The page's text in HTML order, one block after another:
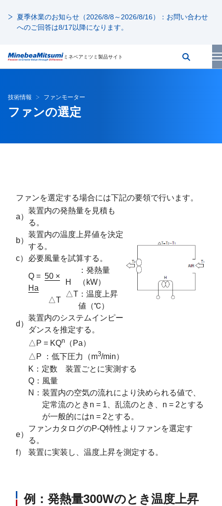
夏季休業のお知らせ（2026/8/8～2026/8/16）：お問い合わせ
へのご回答は8/17以降になります。
ミネベアミツミ製品サイト
技術情報 ファンモーター
ファンの選定
ファンを選定する場合には下記の要領で行います。
a）
装置内の発熱量を見積も
る。
b）
装置内の温度上昇値を決定
する。
c）
必要風量を試算する。
Q = 50 ×
Ha
△T
H
△T
：発熱量
（kW）
：温度上昇
値（℃）
d）
装置内のシステムインピー
ダンスを推定する。
△P = KQn （Pa）
△P ：低下圧力（m3/min）
K ：定数 装置ごとに実測する
Q ：風量
N：装置内の空気の流れにより決められる値で、
定常流のときn = 1、乱流のとき、n = 2とする
が一般的にはn = 2とする。
e）
ファンカタログのP-Q特性よりファンを選定す
る。
f）
装置に実装し、温度上昇を測定する。
例：発熱量300Wのとき温度上昇